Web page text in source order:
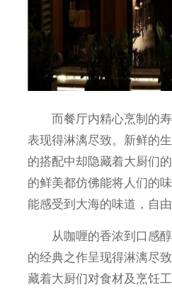
而餐厅内精心烹制的寿
表现得淋漓尽致。新鲜的
的搭配中却隐藏着大厨们
的鲜美都仿佛能将人们的
能感受到大海的味道，自由
从咖喱的香浓到口感醇
的经典之作呈现得淋漓尽
藏着大厨们对食材及烹饪